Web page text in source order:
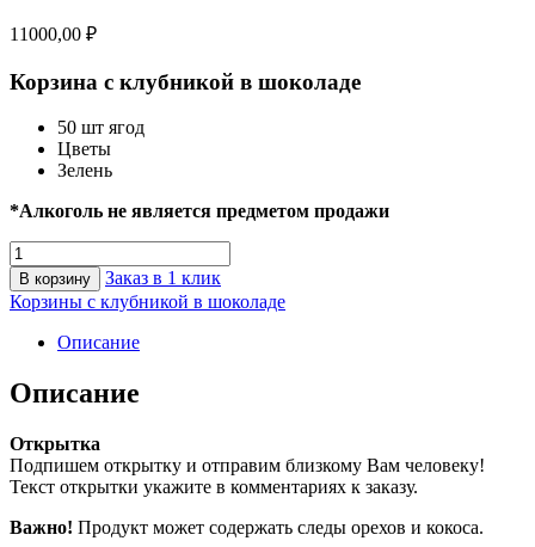
11000,00 ₽
Корзина с клубникой в шоколаде
50 шт ягод
Цветы
Зелень
*Алкоголь не является предметом продажи
Количество
товара
Корзина
с
клубникой
шоколаде
№3
В корзину
Заказ в 1 клик
Корзины с клубникой в шоколаде
Описание
Описание
Открытка
Подпишем открытку и отправим близкому Вам человеку!
Текст открытки укажите в комментариях к заказу.
Важно! Продукт может содержать следы орехов и кокоса.